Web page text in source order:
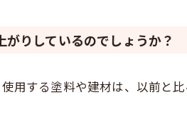
りしているのでしょうか？
用する塗料や建材は、以前と